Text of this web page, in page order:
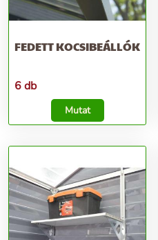
FEDETT KOCSIBEÁLLÓK
6 db
Mutat